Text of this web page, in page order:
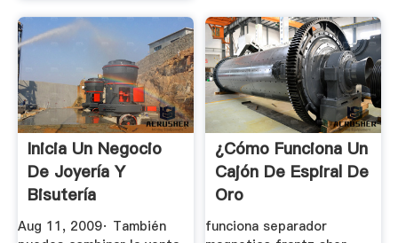
Inicia Un Negocio
De Joyería Y
Bisutería
Aug 11, 2009· También
¿Cómo Funciona Un
Cajón De Espiral De
Oro
funciona separador